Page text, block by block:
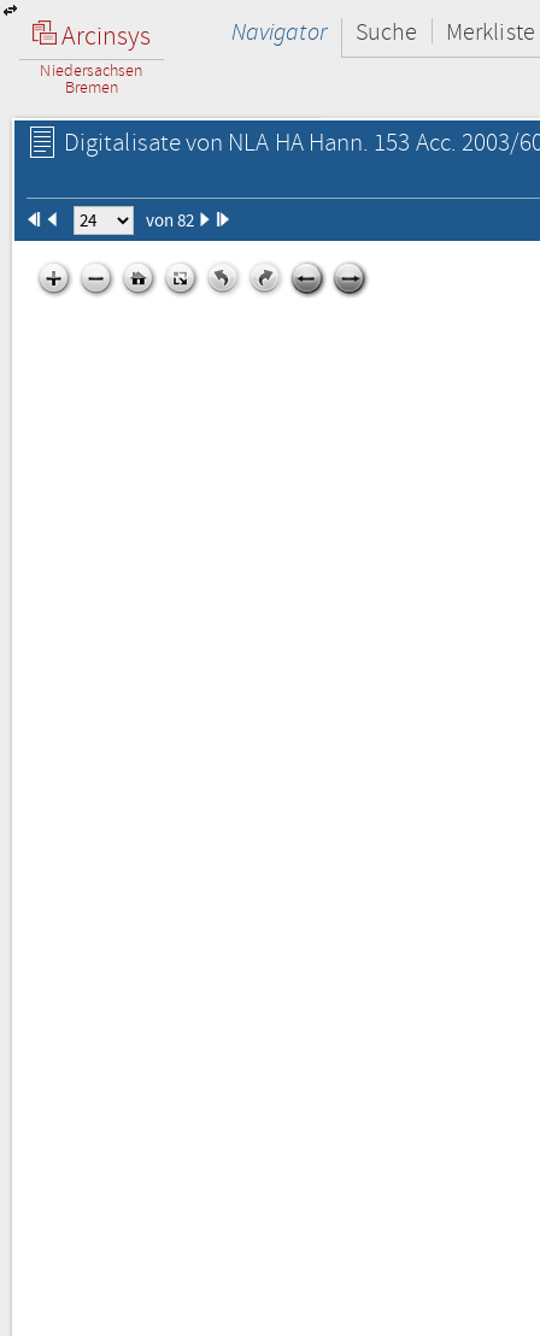
Arcinsys
Niedersachsen
Bremen
Navigator Suche Merkliste
Digitalisate von NLA HA Hann. 153 Acc. 2003/
von 82